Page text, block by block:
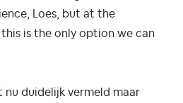
Loes, but at the
is the only option we can
nu duidelijk vermeld maar